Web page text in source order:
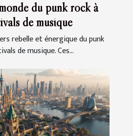
du punk rock à
de musique
rebelle et énergique du punk
de musique. Ces...